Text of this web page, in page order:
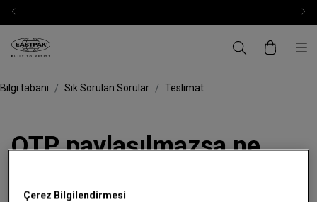
Bilgi tabanı Sık Sorulan Sorular Teslimat
OTP paylaşılmazsa ne
Çerez Bilgilendirmesi